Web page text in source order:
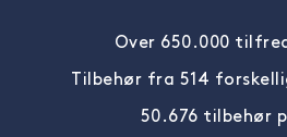
Over 650.000
Tilbehør fra 514
50.676 tilbehør